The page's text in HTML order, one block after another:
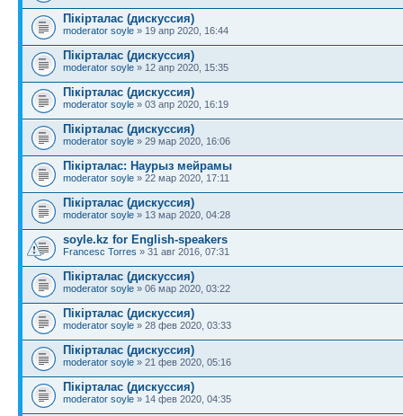
Пікірталас (дискуссия)
moderator soyle » 19 апр 2020, 16:44
Пікірталас (дискуссия)
moderator soyle » 12 апр 2020, 15:35
Пікірталас (дискуссия)
moderator soyle » 03 апр 2020, 16:19
Пікірталас (дискуссия)
moderator soyle » 29 мар 2020, 16:06
Пікірталас: Наурыз мейрамы
moderator soyle » 22 мар 2020, 17:11
Пікірталас (дискуссия)
moderator soyle » 13 мар 2020, 04:28
soyle.kz for English-speakers
Francesc Torres » 31 авг 2016, 07:31
Пікірталас (дискуссия)
moderator soyle » 06 мар 2020, 03:22
Пікірталас (дискуссия)
moderator soyle » 28 фев 2020, 03:33
Пікірталас (дискуссия)
moderator soyle » 21 фев 2020, 05:16
Пікірталас (дискуссия)
moderator soyle » 14 фев 2020, 04:35